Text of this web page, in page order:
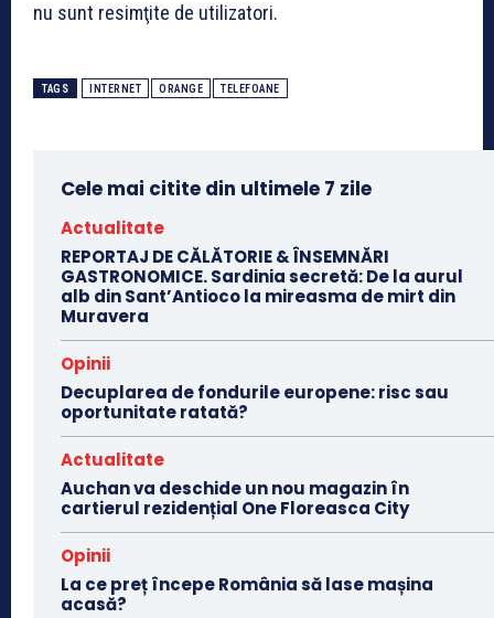
nu sunt resimţite de utilizatori.
TAGS INTERNET ORANGE TELEFOANE
Cele mai citite din ultimele 7 zile
Actualitate
REPORTAJ DE CĂLĂTORIE & ÎNSEMNĂRI
GASTRONOMICE. Sardinia secretă: De la aurul
alb din Sant’Antioco la mireasma de mirt din
Muravera
Opinii
Decuplarea de fondurile europene: risc sau
oportunitate ratată?
Actualitate
Auchan va deschide un nou magazin în
cartierul rezidențial One Floreasca City
Opinii
La ce preț începe România să lase mașina
acasă?